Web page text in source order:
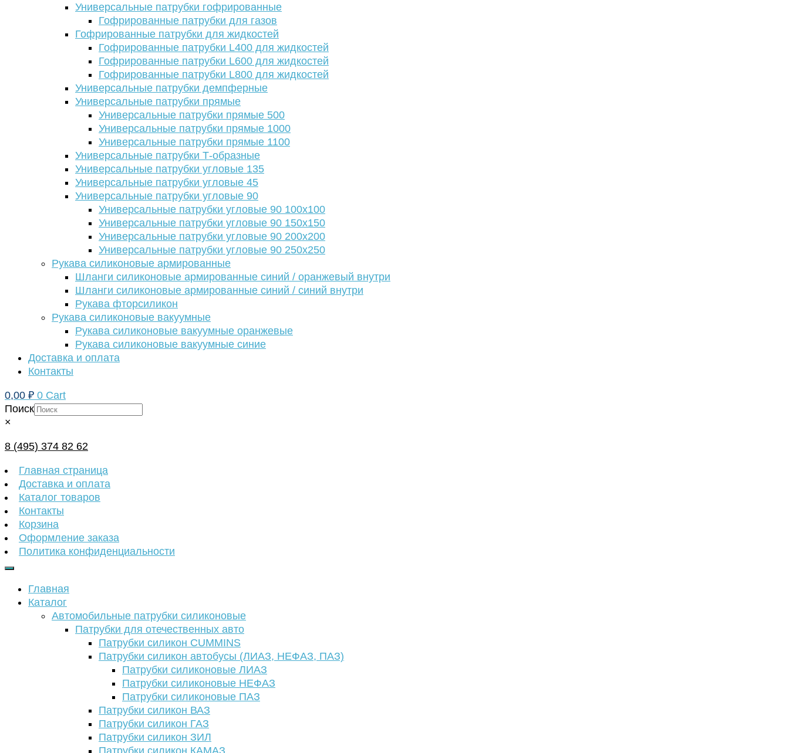
Универсальные патрубки гофрированные
Гофрированные патрубки для газов
Гофрированные патрубки для жидкостей
Гофрированные патрубки L400 для жидкостей
Гофрированные патрубки L600 для жидкостей
Гофрированные патрубки L800 для жидкостей
Универсальные патрубки демпферные
Универсальные патрубки прямые
Универсальные патрубки прямые 500
Универсальные патрубки прямые 1000
Универсальные патрубки прямые 1100
Универсальные патрубки Т-образные
Универсальные патрубки угловые 135
Универсальные патрубки угловые 45
Универсальные патрубки угловые 90
Универсальные патрубки угловые 90 100х100
Универсальные патрубки угловые 90 150х150
Универсальные патрубки угловые 90 200х200
Универсальные патрубки угловые 90 250х250
Рукава силиконовые армированные
Шланги силиконовые армированные синий / оранжевый внутри
Шланги силиконовые армированные синий / синий внутри
Рукава фторсиликон
Рукава силиконовые вакуумные
Рукава силиконовые вакуумные оранжевые
Рукава силиконовые вакуумные синие
Доставка и оплата
Контакты
0,00 ₽ 0 Cart
Поиск
×
8 (495) 374 82 62
Главная страница
Доставка и оплата
Каталог товаров
Контакты
Корзина
Оформление заказа
Политика конфиденциальности
Главная
Каталог
Автомобильные патрубки силиконовые
Патрубки для отечественных авто
Патрубки силикон CUMMINS
Патрубки силикон автобусы (ЛИАЗ, НЕФАЗ, ПАЗ)
Патрубки силиконовые ЛИАЗ
Патрубки силиконовые НЕФАЗ
Патрубки силиконовые ПАЗ
Патрубки силикон ВАЗ
Патрубки силикон ГАЗ
Патрубки силикон ЗИЛ
Патрубки силикон КАМАЗ